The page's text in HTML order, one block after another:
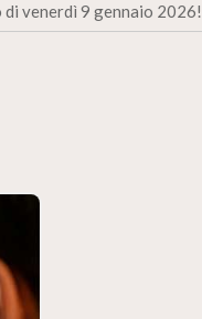
di venerdì 9 gennaio 2026!